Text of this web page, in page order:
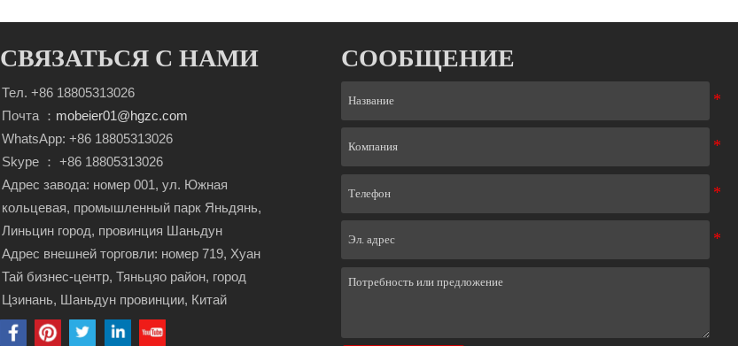
СВЯЗАТЬСЯ С НАМИ
Тел. +86 18805313026
Почта ： mobeier01@hgzc.com
WhatsApp: +86 18805313026
Skype ： +86 18805313026
Адрес завода: номер 001, ул. Южная
кольцевая, промышленный парк Яньдянь,
Линьцин город, провинция Шаньдун
Адрес внешней торговли: номер 719, Хуан
Тай бизнес-центр, Тяньцяо район, город
Цзинань, Шаньдун провинции, Китай
СООБЩЕНИЕ